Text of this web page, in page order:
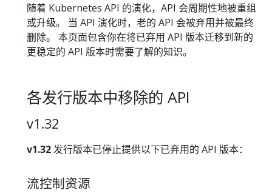
随着 Kubernetes API 的演化，API 会周期性地被重组
或升级。 当 API 演化时，老的 API 会被弃用并被最终
删除。 本页面包含你在将已弃用 API 版本迁移到新的
更稳定的 API 版本时需要了解的知识。
各发行版本中移除的 API
v1.32
v1.32发行版本已停止提供以下已弃用的 API 版本：
流控制资源